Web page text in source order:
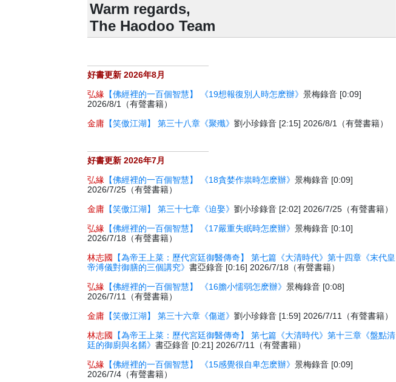
Warm regards,
The Haodoo Team
好書更新 2026年8月
弘緣 【佛經裡的一百個智慧】 《19想報復別人時怎麽辦》景梅錄音 [0:09]
2026/8/1（有聲書籍）
金庸 【笑傲江湖】 第三十八章《聚殲》劉小珍錄音 [2:15] 2026/8/1（有聲書籍）
好書更新 2026年7月
弘緣 【佛經裡的一百個智慧】 《18貪婪作祟時怎麽辦》景梅錄音 [0:09]
2026/7/25（有聲書籍）
金庸 【笑傲江湖】 第三十七章《迫娶》劉小珍錄音 [2:02] 2026/7/25（有聲書籍）
弘緣 【佛經裡的一百個智慧】 《17嚴重失眠時怎麽辦》景梅錄音 [0:10]
2026/7/18（有聲書籍）
林志國
【為帝王上菜：歷代宮廷御醫傳奇】 第七篇《大清時代》第十四章《末代皇
帝溥儀對御膳的三個講究》書亞錄音 [0:16] 2026/7/18（有聲書籍）
弘緣 【佛經裡的一百個智慧】 《16膽小懦弱怎麽辦》景梅錄音 [0:08]
2026/7/11（有聲書籍）
金庸 【笑傲江湖】 第三十六章《傷逝》劉小珍錄音 [1:59] 2026/7/11（有聲書籍）
林志國
【為帝王上菜：歷代宮廷御醫傳奇】 第七篇《大清時代》第十三章《盤點清
廷的御廚與名餚》書亞錄音 [0:21] 2026/7/11（有聲書籍）
弘緣 【佛經裡的一百個智慧】 《15感覺很自卑怎麽辦》景梅錄音 [0:09]
2026/7/4（有聲書籍）